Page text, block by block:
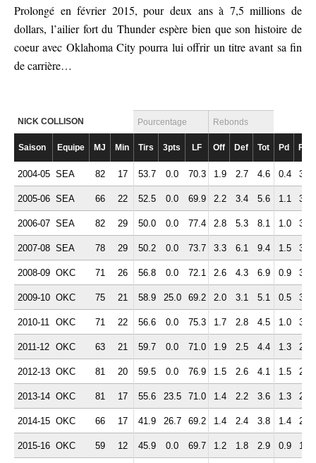
Prolongé en février 2015, pour deux ans à 7,5 millions de
dollars, l’ailier fort du Thunder espère bien que son histoire de
coeur avec Oklahoma City pourra lui offrir un titre avant sa fin
de carrière…
NICK COLLISON Pourcentage Rebonds
Saison Equipe MJ Min Tirs 3pts LF Off Def Tot Pd Fte
2004-05 SEA 82 17 53.7 0.0 70.3 1.9 2.7 4.6 0.4 3.1
2005-06 SEA 66 22 52.5 0.0 69.9 2.2 3.4 5.6 1.1 3.2
2006-07 SEA 82 29 50.0 0.0 77.4 2.8 5.3 8.1 1.0 3.5
2007-08 SEA 78 29 50.2 0.0 73.7 3.3 6.1 9.4 1.5 3.2
2008-09 OKC 71 26 56.8 0.0 72.1 2.6 4.3 6.9 0.9 3.4
2009-10 OKC 75 21 58.9 25.0 69.2 2.0 3.1 5.1 0.5 3.1
2010-11 OKC 71 22 56.6 0.0 75.3 1.7 2.8 4.5 1.0 3.0
2011-12 OKC 63 21 59.7 0.0 71.0 1.9 2.5 4.4 1.3 2.4
2012-13 OKC 81 20 59.5 0.0 76.9 1.5 2.6 4.1 1.5 2.4
2013-14 OKC 81 17 55.6 23.5 71.0 1.4 2.2 3.6 1.3 2.3
2014-15 OKC 66 17 41.9 26.7 69.2 1.4 2.4 3.8 1.4 2.4
2015-16 OKC 59 12 45.9 0.0 69.7 1.2 1.8 2.9 0.9 1.8